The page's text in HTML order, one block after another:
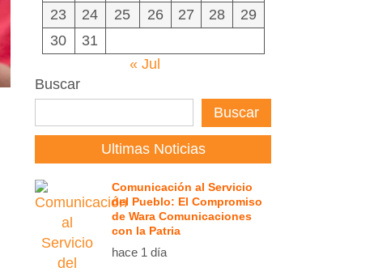
23
24 25 26 27 28
29
30
31
« Jul
Buscar
Buscar
Ultimas Noticias
Comunicación al Servicio
del Pueblo: El Compromiso
de Wara Comunicaciones
con la Patria
hace 1 día